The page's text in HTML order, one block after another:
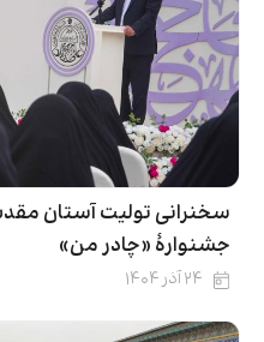
سخنرانی تولیت آستان
جشنوارۀ «چادر من»
۲۴ آذر ۱۴۰۴